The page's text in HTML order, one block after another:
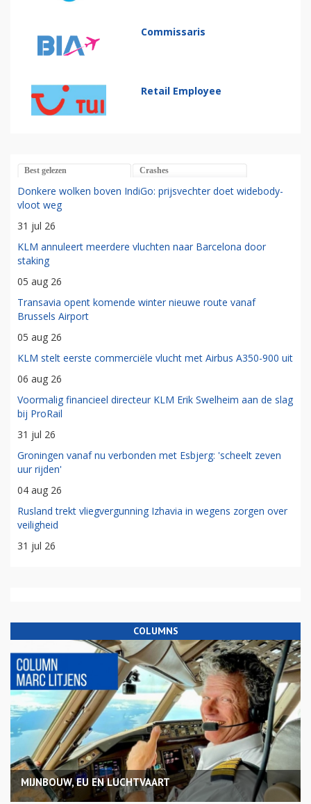
Commissaris
Retail Employee
Best gelezen Crashes
Donkere wolken boven IndiGo: prijsvechter doet widebody-
vloot weg
31 jul 26
KLM annuleert meerdere vluchten naar Barcelona door
staking
05 aug 26
Transavia opent komende winter nieuwe route vanaf
Brussels Airport
05 aug 26
KLM stelt eerste commerciële vlucht met Airbus A350-900 uit
06 aug 26
Voormalig financieel directeur KLM Erik Swelheim aan de slag
bij ProRail
31 jul 26
Groningen vanaf nu verbonden met Esbjerg: 'scheelt zeven
uur rijden'
04 aug 26
Rusland trekt vliegvergunning Izhavia in wegens zorgen over
veiligheid
31 jul 26
COLUMNS
MIJNBOUW, EU EN LUCHTVAART